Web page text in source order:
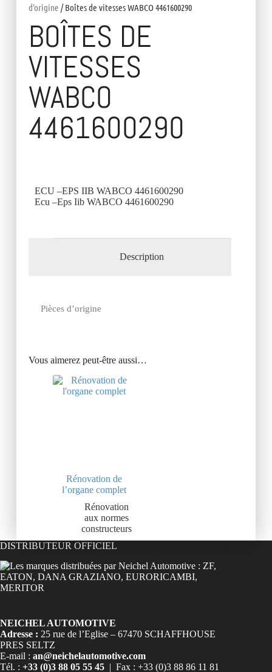
d'origine / Boîtes de vitesses WABCO 4461600290
BOÎTES DE
VITESSES
WABCO
4461600290
ECU –EPS IIB WABCO 4461600290
Ecu –Eps Iib WABCO 4461600290
Description
Pièces d’origine
Vous aimerez peut-être aussi…
Rénovation de
l’organe complet
Rénovation
aux normes
constructeurs
DISTRIBUTEUR OFFICIEL
NEICHEL AUTOMOTIVE
Adresse : 25 rue de l’Eglise – 67470 SCHAFFHOUSE
PRES SELTZ
E-mail : an@neichelautomotive.com
Tél. : +33 (0)3 88 05 55 45 | Fax : +33 (0)3 88 86 11 81